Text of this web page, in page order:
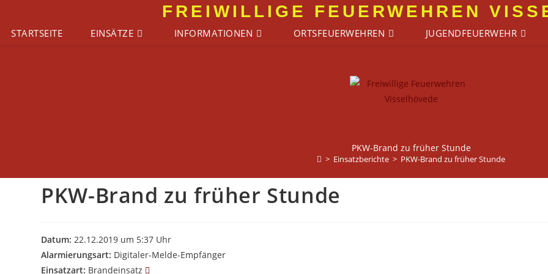
springen
FREIWILLIGE FEUERWEHREN
STARTSEITE EINSÄTZE INFORMATIONEN ORTSFEUERWEHREN JUGENDFEUERWEHR
PKW-Brand zu früher Stunde
> Einsatzberichte > PKW-Brand zu früher Stunde
PKW-Brand zu früher Stunde
Datum: 22.12.2019 um 5:37 Uhr
Alarmierungsart: Digitaler-Melde-Empfänger
Einsatzart: Brandeinsatz